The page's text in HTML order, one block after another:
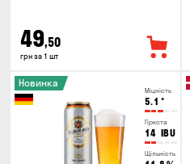
49,50
грн за 1 шт
Міцність
5.1 °
Гіркота
14 IBU
Щільність
Новинка